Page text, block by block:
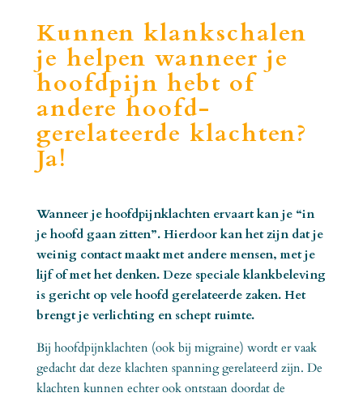
Kunnen klankschalen
je helpen wanneer je
hoofdpijn hebt of
andere hoofd-
gerelateerde klachten?
Ja!
Wanneer je hoofdpijnklachten ervaart kan je “in
je hoofd gaan zitten”. Hierdoor kan het zijn dat je
weinig contact maakt met andere mensen, met je
lijf of met het denken. Deze speciale klankbeleving
is gericht op vele hoofd gerelateerde zaken. Het
brengt je verlichting en schept ruimte.
Bij hoofdpijnklachten (ook bij migraine) wordt er vaak
gedacht dat deze klachten spanning gerelateerd zijn. De
klachten kunnen echter ook ontstaan doordat de